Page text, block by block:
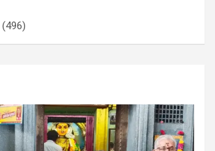
(496)